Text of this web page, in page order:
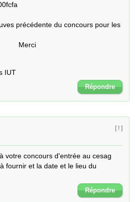
précédente du concours pour les
                                               Merci
IUT
Répondre
[ ! ]
votre concours d'entrée au cesag
fournir et la date et le lieu du
Répondre